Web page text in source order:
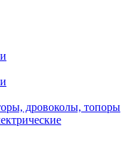
дровоколы, топоры